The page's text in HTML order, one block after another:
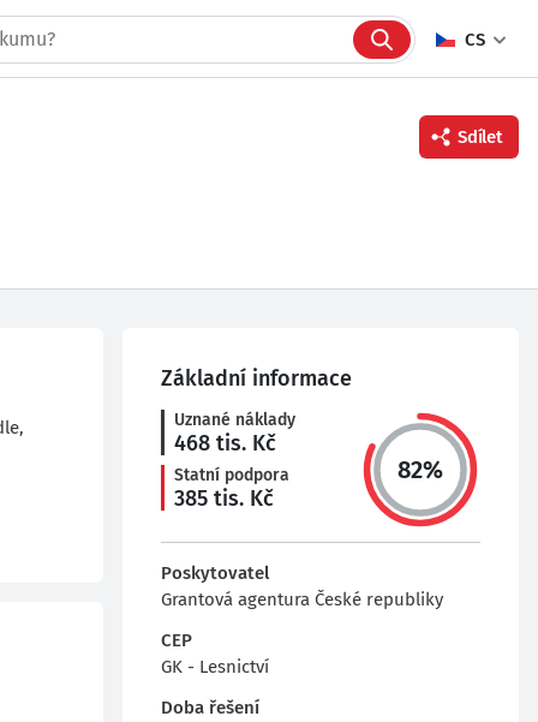
CS
Twitter
Sdílet
Základní informace
Uznané náklady
468 tis. Kč
Statní podpora
385 tis. Kč
82%
Poskytovatel
Grantová agentura České republiky
CEP
GK - Lesnictví
Doba řešení